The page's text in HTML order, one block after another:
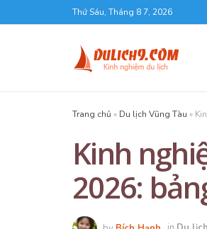
Thứ Sáu, Tháng 8 7, 2026
Trang chủ » Du lịch Vũng Tàu »
Kinh
2026: